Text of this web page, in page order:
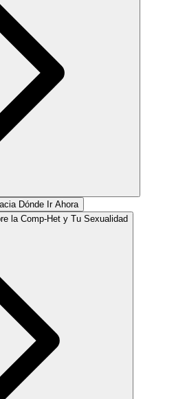
Dónde Ir Ahora
la Comp-Het y Tu Sexualidad